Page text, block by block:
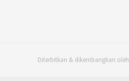
Diterbitkan & dikembangkan oleh